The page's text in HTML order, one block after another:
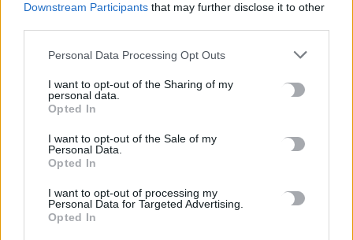
Downstream Participants that may further disclose it to other
Personal Data Processing Opt Outs
I want to opt-out of the Sharing of my
personal data.
Opted In
I want to opt-out of the Sale of my
Personal Data.
Opted In
I want to opt-out of processing my
Personal Data for Targeted Advertising.
Opted In
Τι δείχνει η ιατροδικαστική εξέταση για τα αίτια θανάτου του
90χρονου που εντοπίστηκε μέσα σε καταψύκτη
Το Αρκαλοχώρι γιόρτασε τον Προστάτη και Πολιούχο του
6 Αυγούστου, 2026
ευλογιά των αιγοπροβάτων
6 Αυγούστου, 2026